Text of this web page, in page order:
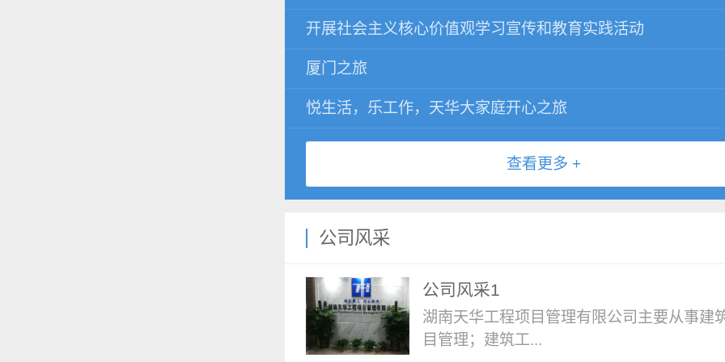
开展社会主义核心价值观学习宣传和教育实践活动
厦门之旅
悦生活，乐工作，天华大家庭开心之旅
查看更多 +
公司风采
公司风采1
湖南天华工程项目管理有限公司主要从事建
目管理；建筑工...